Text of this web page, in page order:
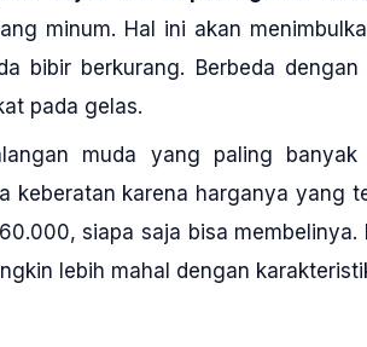
minum. Hal ini akan
bibir berkurang. Berbeda
pada gelas.
muda yang paling banyak
keberatan karena harganya yang
siapa saja bisa membelinya.
lebih mahal dengan